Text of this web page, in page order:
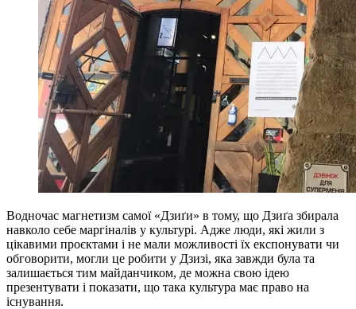
Водночас магнетизм самої «Дзиґи» в тому, що Дзиґа збирала
навколо себе маргіналів у культурі. Адже люди, які жили з
цікавими проєктами і не мали можливості їх експонувати чи
обговорити, могли це робити у Дзизі, яка завжди була та
залишається тим майданчиком, де можна свою ідею
презентувати і показати, що така культура має право на
існування.